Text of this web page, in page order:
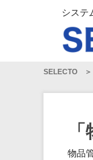
システ
フレーム
パッケー
SELECTO
物品